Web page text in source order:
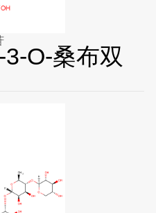
O-桑布双